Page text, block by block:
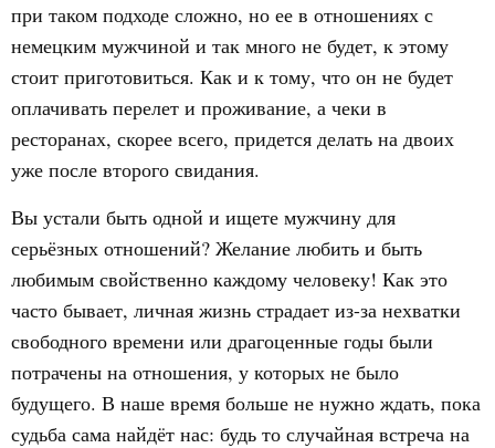
при таком подходе сложно, но ее в отношениях с
немецким мужчиной и так много не будет, к этому
стоит приготовиться. Как и к тому, что он не будет
оплачивать перелет и проживание, а чеки в
ресторанах, скорее всего, придется делать на двоих
уже после второго свидания.
Вы устали быть одной и ищете мужчину для
серьёзных отношений? Желание любить и быть
любимым свойственно каждому человеку! Как это
часто бывает, личная жизнь страдает из-за нехватки
свободного времени или драгоценные годы были
потрачены на отношения, у которых не было
будущего. В наше время больше не нужно ждать, пока
судьба сама найдёт нас: будь то случайная встреча на